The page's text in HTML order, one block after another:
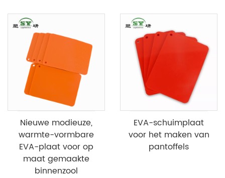
Nieuwe modieuze,
warmte-vormbare
EVA-plaat voor op
maat gemaakte
binnenzool
EVA-schuimplaat
voor het maken van
pantoffels